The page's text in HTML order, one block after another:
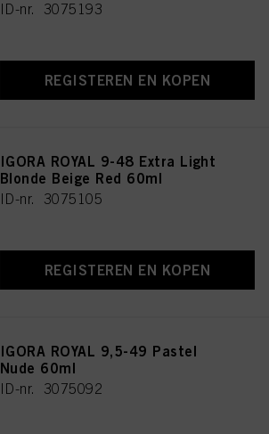
ID-nr. 3075193
REGISTEREN EN KOPEN
IGORA ROYAL 9-48 Extra Light
Blonde Beige Red 60ml
ID-nr. 3075105
REGISTEREN EN KOPEN
IGORA ROYAL 9,5-49 Pastel
Nude 60ml
ID-nr. 3075092